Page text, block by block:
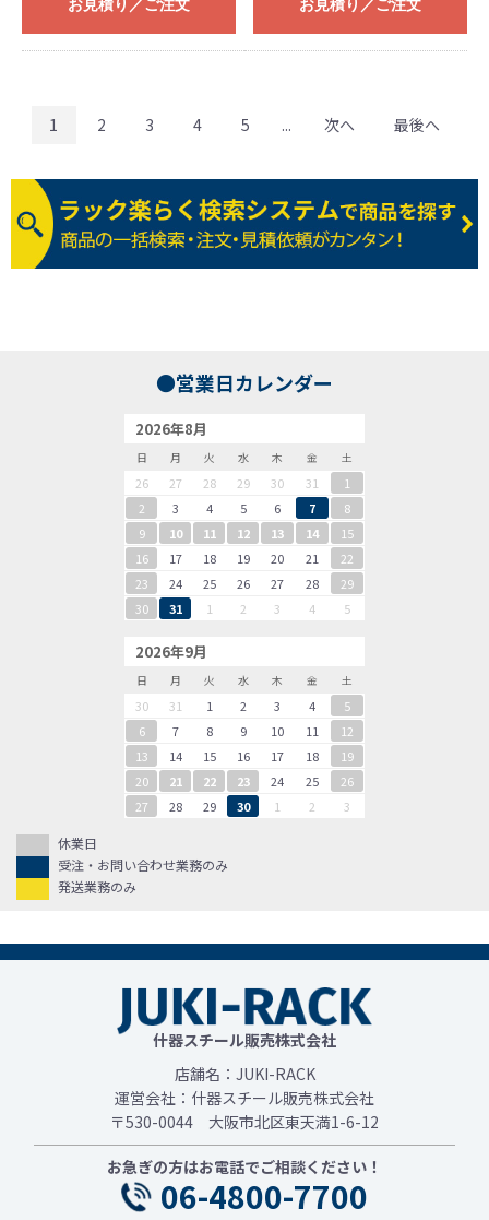
お見積り／ご注文 お見積り／ご注文
1 2 3 4 5 ... 次へ 最後へ
●営業日カレンダー
2026年8月
日 月 火 水 木 金 土
26 27 28 29 30 31
1
2
3 4 5 6 7
8
9
10 11 12 13 14
15
16
17 18 19 20 21
22
23
24 25 26 27 28
29
30
31 1 2 3 4 5
2026年9月
日 月 火 水 木 金 土
30 31 1 2 3 4
5
6
7 8 9 10 11
12
13
14 15 16 17 18
19
20
21 22 23 24 25
26
27
28 29 30 1 2 3
休業日
受注・お問い合わせ業務のみ
発送業務のみ
什器スチール販売株式会社
店舗名：JUKI-RACK
運営会社：什器スチール販売株式会社
〒530-0044 大阪市北区東天満1-6-12
お急ぎの方はお電話でご相談ください！
06-4800-7700